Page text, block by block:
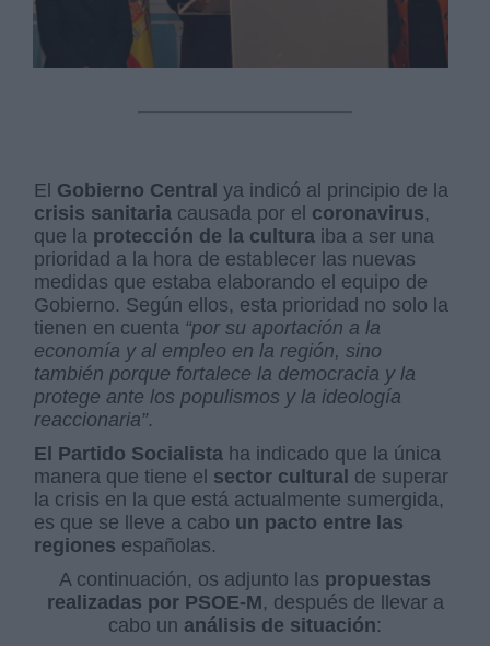
El Gobierno Central ya indicó al principio de la
crisis sanitaria causada por el coronavirus,
que la protección de la cultura iba a ser una
prioridad a la hora de establecer las nuevas
medidas que estaba elaborando el equipo de
Gobierno. Según ellos, esta prioridad no solo la
tienen en cuenta “por su aportación a la
economía y al empleo en la región, sino
también porque fortalece la democracia y la
protege ante los populismos y la ideología
reaccionaria”.
El Partido Socialista ha indicado que la única
manera que tiene el sector cultural de superar
la crisis en la que está actualmente sumergida,
es que se lleve a cabo un pacto entre las
regiones españolas.
A continuación, os adjunto las propuestas
realizadas por PSOE-M, después de llevar a
cabo un análisis de situación: